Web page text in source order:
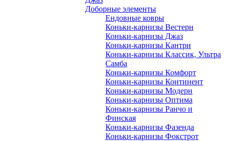
Доборные элементы
Ендовные ковры
Коньки-карнизы Вестерн
Коньки-карнизы Джаз
Коньки-карнизы Кантри
Коньки-карнизы Классик, Ультра
Самба
Коньки-карнизы Комфорт
Коньки-карнизы Континент
Коньки-карнизы Модерн
Коньки-карнизы Оптима
Коньки-карнизы Ранчо и
Финская
Коньки-карнизы Фазенда
Коньки-карнизы Фокстрот